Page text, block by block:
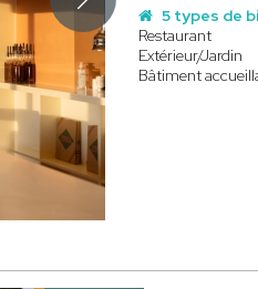
5 types de
Restaurant
Extérieur/Jardin
Bâtiment